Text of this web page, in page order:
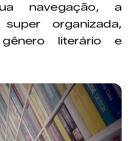
navegação, a
organizada,
literário e